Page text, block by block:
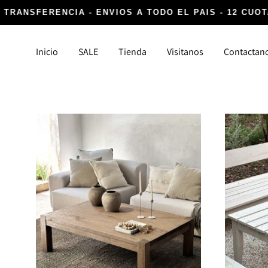
Inicio SALE Tienda
DECORACIÓN
Cocina, Lavanderia y Baño
Detalles infaltables
Iluminación
Vasijas y Floreros
TEXTIL
Para la
Visitanos
- ENVIOS A TODO EL PAIS - 12